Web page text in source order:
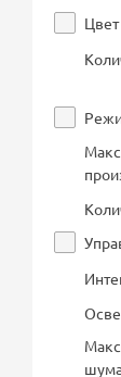
Цвет